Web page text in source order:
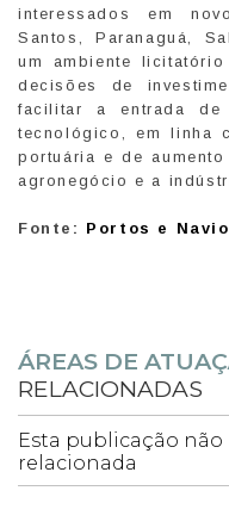
interessados em
Santos, Paranaguá,
um ambiente
decisões de
facilitar a entrada de
tecnológico, em linha
portuária e de
agronegócio e a
Fonte: Portos e
ÁREAS DE
RELACIONADAS
Esta publicação não
relacionada